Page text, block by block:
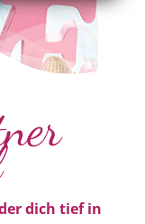
dich tief in